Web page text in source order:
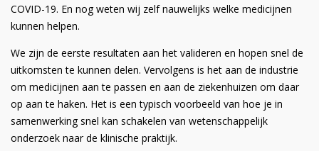
COVID-19. En nog weten wij zelf nauwelijks welke medicijnen
kunnen helpen.
We zijn de eerste resultaten aan het valideren en hopen snel de
uitkomsten te kunnen delen. Vervolgens is het aan de industrie
om medicijnen aan te passen en aan de ziekenhuizen om daar
op aan te haken. Het is een typisch voorbeeld van hoe je in
samenwerking snel kan schakelen van wetenschappelijk
onderzoek naar de klinische praktijk.